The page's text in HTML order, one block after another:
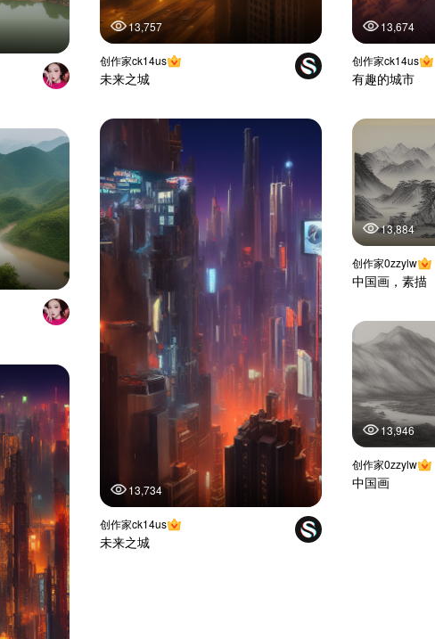
13,757
创作家ck14us
未来之城
13,734
创作家ck14us
未来之城
13,674
创作家ck14us
有趣的城市
13,884
创作家0zzylw
中国画，素描
13,946
创作家0zzylw
中国画